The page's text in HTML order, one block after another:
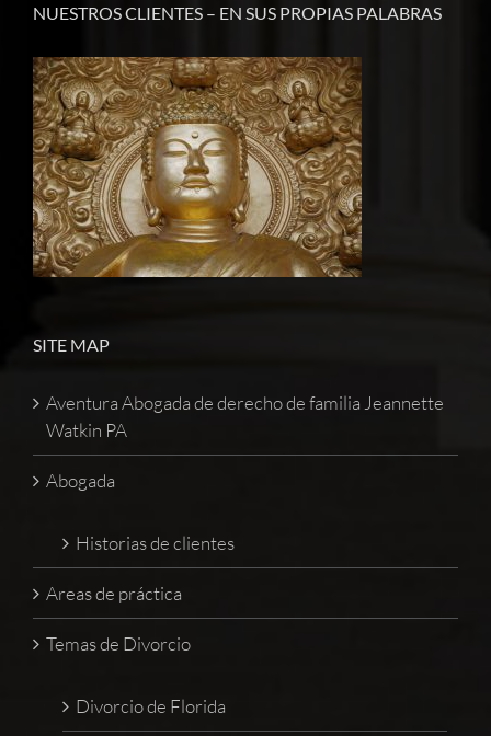
NUESTROS CLIENTES – EN SUS PROPIAS PALABRAS
SITE MAP
Aventura Abogada de derecho de familia Jeannette
Watkin PA
Abogada
Historias de clientes
Areas de práctica
Temas de Divorcio
Divorcio de Florida